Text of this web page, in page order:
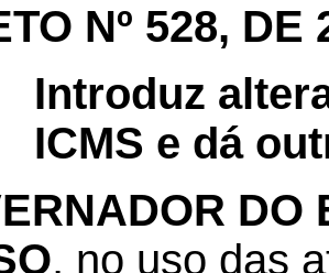
Nº 528,
Introduz
ICMS e dá
DO
, no uso das